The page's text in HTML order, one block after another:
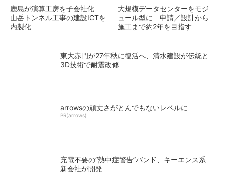
鹿島が演算工房を子会社化
山岳トンネル工事の建設ICTを
内製化
大規模データセンターをモジ
ュール型に 申請／設計から
施工まで約2年を目指す
東大赤門が27年秋に復活へ、清水建設が伝統と
3D技術で耐震改修
arrowsの頑丈さがとんでもないレベルに
PR(arrows)
充電不要の“熱中症警告”バンド、キーエンス系
新会社が開発